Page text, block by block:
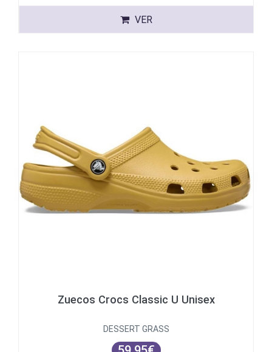
VER
Zuecos Crocs Classic U Unisex
DESSERT GRASS